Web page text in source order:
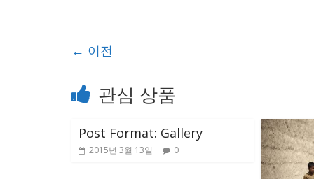
← 이전
관심 상품
Post Format: Gallery
2015년 3월 13일 0